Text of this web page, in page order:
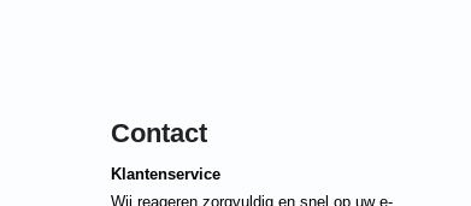
Contact
Klantenservice
Wij reageren zorgvuldig en snel op uw e-